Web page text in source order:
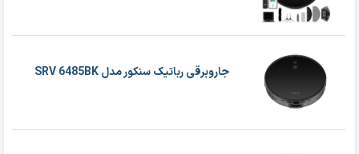
جاروبرقی رباتیک سنکور مدل SRV 6485BK